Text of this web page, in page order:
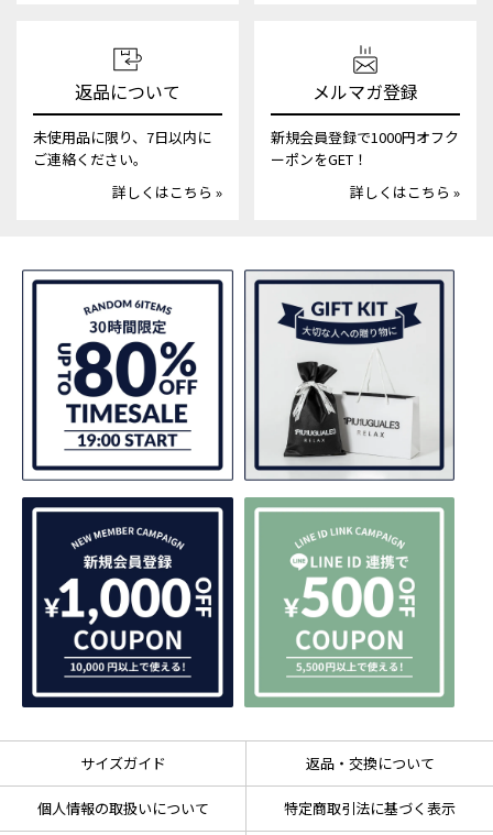
返品について
未使用品に限り、7日以内に
ご連絡ください。
詳しくはこちら »
メルマガ登録
新規会員登録で1000円オフク
ーポンをGET！
詳しくはこちら »
サイズガイド 返品・交換について
個人情報の取扱いについて 特定商取引法に基づく表示